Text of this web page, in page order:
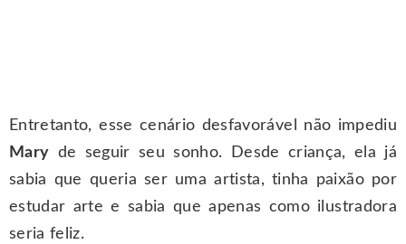
Entretanto, esse cenário desfavorável não impediu
Mary de seguir seu sonho. Desde criança, ela já
sabia que queria ser uma artista, tinha paixão por
estudar arte e sabia que apenas como ilustradora
seria feliz.